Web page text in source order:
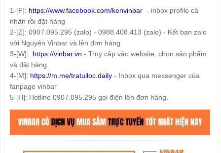
1-[F]: https://www.facebook.com/kenvinbar - inbox profile cá
nhân rồi đặt hàng
2-[Z]: 0907.095.295 (zalo) - 0988.408.413 (zalo) - Kết bạn zalo
với Nguyên Vinbar và lên đơn hàng
3-[W]: https://vinbar.vn - Truy cập vào website, chọn sản phẩm
và đặt hàng.
4-[M]: https://m.me/tratuiloc.daily- Inbox qua messenger của
fanpage vinbar
5-[H]: Hotline 0907.095.295 gọi điện lên đơn hàng.